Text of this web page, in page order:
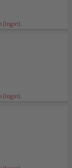
(login).
(login).